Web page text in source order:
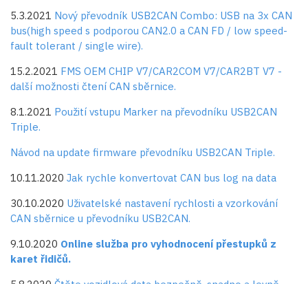
5.3.2021 Nový převodník USB2CAN Combo: USB na 3x CAN
bus(high speed s podporou CAN2.0 a CAN FD / low speed-
fault tolerant / single wire).
15.2.2021 FMS OEM CHIP V7/CAR2COM V7/CAR2BT V7 -
další možnosti čtení CAN sběrnice.
8.1.2021 Použití vstupu Marker na převodníku USB2CAN
Triple.
Návod na update firmware převodníku USB2CAN Triple.
10.11.2020 Jak rychle konvertovat CAN bus log na data
30.10.2020 Uživatelské nastavení rychlosti a vzorkování
CAN sběrnice u převodníku USB2CAN.
9.10.2020 Online služba pro vyhodnocení přestupků z
karet řidičů.